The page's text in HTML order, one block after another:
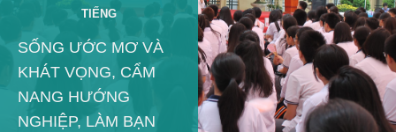
TIẾNG
SỐNG ƯỚC MƠ VÀ
KHÁT VỌNG, CẨM
NANG HƯỚNG
NGHIỆP, LÀM BẠN